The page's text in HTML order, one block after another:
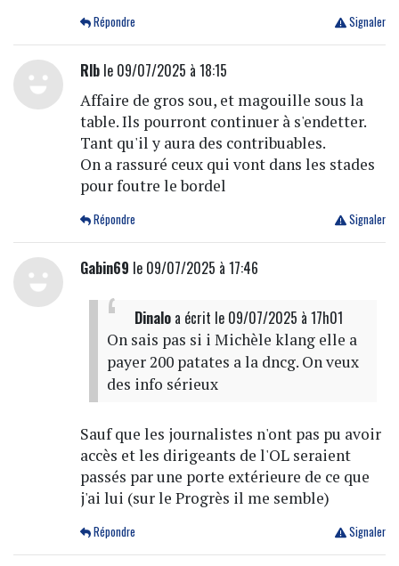
Signaler
Répondre
Rlble 09/07/2025 à 18:15
Affaire de gros sou, et magouille sous la
table. Ils pourront continuer à s'endetter.
Tant qu'il y aura des contribuables.
On a rassuré ceux qui vont dans les stades
pour foutre le bordel
Signaler
Répondre
Gabin69 le 09/07/2025 à 17:46
Dinaloa écrit le 09/07/2025 à 17h01
On sais pas si i Michèle klang elle a
payer 200 patates a la dncg. On veux
des info sérieux
Sauf que les journalistes n'ont pas pu avoir
accès et les dirigeants de l'OL seraient
passés par une porte extérieure de ce que
j'ai lui (sur le Progrès il me semble)
Signaler
Répondre